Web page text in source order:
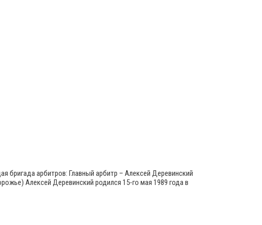
бригада арбитров: Главный арбитр – Алексей Деревинский
Алексей Деревинский родился 15-го мая 1989 года в